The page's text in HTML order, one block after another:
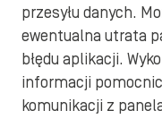
przesyłu danych.
ewentualna utrata
błędu aplikacji.
informacji
komunikacji z